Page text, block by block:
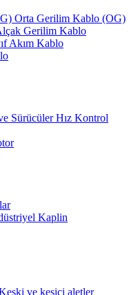
Orta Gerilim Kablo (OG)
Gerilim Kablo
Akım Kablo
Hız Kontrol
Kaplin
ve kesici aletler